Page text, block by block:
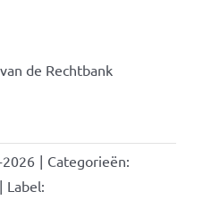
de Rechtbank
| Categorieën:
| Label: